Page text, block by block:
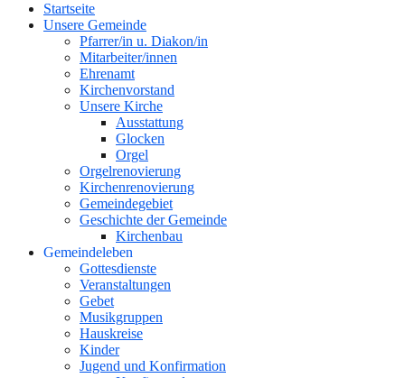
oben
Startseite
Unsere Gemeinde
Pfarrer/in u. Diakon/in
Mitarbeiter/innen
Ehrenamt
Kirchenvorstand
Unsere Kirche
Ausstattung
Glocken
Orgel
Orgelrenovierung
Kirchenrenovierung
Gemeindegebiet
Geschichte der Gemeinde
Kirchenbau
Gemeindeleben
Gottesdienste
Veranstaltungen
Gebet
Musikgruppen
Hauskreise
Kinder
Jugend und Konfirmation